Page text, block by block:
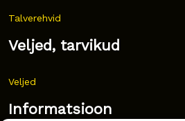
Talverehvid
Veljed, tarvikud
Veljed
Informatsioon